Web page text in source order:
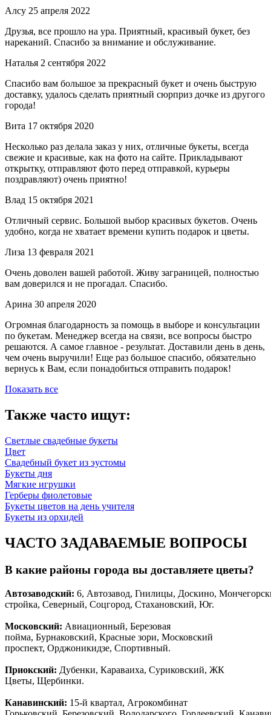
Алсу 25 апреля 2022
Друзья, все прошло на ура. Приятный, красивый букет, без
нареканий. Спасибо за внимание и обслуживание.
Наталья 2 сентября 2022
Спасибо вам большое за прекрасный букет и очень быструю
доставку, удалось сделать приятный сюрприз дочке из другого
города!
Вита 17 октября 2020
Несколько раз делала заказ у них, отличные букеты, всегда
свежие и красивые, как на фото на сайте. Прикладывают
открытку, отправляют фото перед отправкой, курьеры
поздравляют) очень приятно!
Влад 15 октября 2021
Отличный сервис. Большой выбор красивых букетов. Очень
удобно, когда не хватает времени купить подарок и цветы.
Лиза 13 февраля 2021
Очень доволен вашей работой. Живу заграницей, полностью
вам доверился и не прогадал. Спасибо.
Арина 30 апреля 2020
Огромная благодарность за помощь в выборе и консультации
по букетам. Менеджер всегда на связи, все вопросы быстро
решаются. А самое главное - результат. Доставили день в день,
чем очень выручили! Еще раз большое спасибо, обязательно
вернусь к Вам, если понадобиться отправить подарок!
Показать все
Также часто ищут:
Светлые свадебные букеты
Цвет
Свадебный букет из эустомы
Букеты дня
Мягкие игрушки
Герберы фиолетовые
Букеты цветов на день учителя
Букеты из орхидей
ЧАСТО ЗАДАВАЕМЫЕ ВОПРОСЫ
В какие районы города вы доставляете цветы?
Автозаводский: 6, Автозавод, Гнилицы, Доскино,
стройка, Северный, Соцгород, Стахановский, Юг.
Московский: Авиационный, Березовая
пойма, Бурнаковский, Красные зори, Московский
проспект, Орджоникидзе, Спортивный.
Приокский: Дубенки, Караваиха, Суриковский, ЖК
Цветы, Щербинки.
Канавинский: 15-й квартал, Агрокомбинат